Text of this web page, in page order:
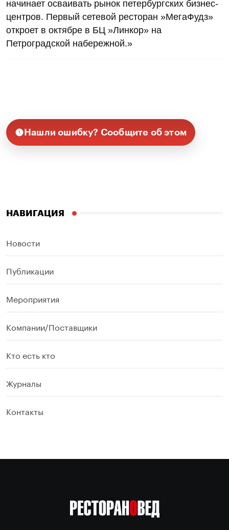
начинает осваивать рынок петербургских бизнес-
центров. Первый сетевой ресторан »Мега­Фудз»
откроет в октябре в БЦ »Линкор» на
Петроградской набережной.»
Нашли ошибку? Сообщите об этом
НАВИГАЦИЯ
Новости
Публикации
Мероприятия
Компании/Поставщики
Кто есть кто
Журналы
Контакты